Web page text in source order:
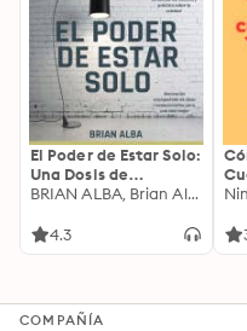
El Poder de Estar Solo:
Una Dosis de
Motivación
Ideas Revolucionarias
BRIAN ALBA, Brian Alba
4.3
COMPAÑÍA